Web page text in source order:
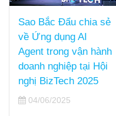
Sao Bắc Đẩu chia sẻ
về Ứng dụng AI
Agent trong vận hành
doanh nghiệp tại Hội
nghị BizTech 2025
04/06/2025